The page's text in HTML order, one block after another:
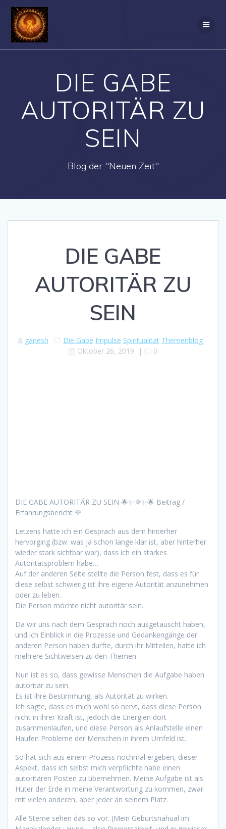
DIE GABE
AUTORITÄR ZU
SEIN
Blog der "Neuen Zeit"
DIE GABE
AUTORITÄR ZU
SEIN
ganesh Die Gabe Impulse Spiritualität Themenblog
Oktober 26, 2019 | 0
DIE GABE AUTORITÄR ZU SEIN 🌟✨🌞✨🌟 Beitrag /
Erfahrungsbericht 🌹
Letzens hatte ich ein Gespräch aus dem hinterher
hervorging (bzw. was ja schon lange klar ist, aber hinterher
wieder stark sichtbar war), dass ich ein starkes
Autoritätsproblem habe…
Auf der anderen Seite stellte die Person fest, dass es für
diese selbst schwierig ist ihre eigene Autorität anzunehmen
oder zu leben.
Die Person möchte nicht autoritär sein.
Da wir uns nach dem Gespräch noch ausgetauscht haben,
und ich Einblick in die Prozesse und Gedankengänge der
anderen Person haben durfte, durch ihr Mitteilen, hatte ich
mehrere Sichtweisen zu den Themen.
Nun ist es so, dass gewisse Menschen die Aufgabe haben
autoritär zu sein.
Es ist ihre Bestimmung, als Autorität zu wirken.
Ich sagte, dass es mich wohl so nervt, dass diese Person
nicht in ihrer Kraft ist, jedoch die Energien dort
zusammenlaufen, und diese Person als Anlaufstelle einen
Haufen Probleme der Menschen in ihrem Umfeld ist.
So hat sich aus einem Prozess nochmal ergeben, dieser
Aspekt, dass ich selbst mich verpflichte habe einen
autoritären Posten zu übernehmen. Meine Aufgabe ist als
Hüter der Erde in meine Verantwortung zu kommen, zwar
mit vielen anderen, aber jeder an seinem Platz.
Alle Sterne sehen das so vor. (Mein Geburtsnahual im